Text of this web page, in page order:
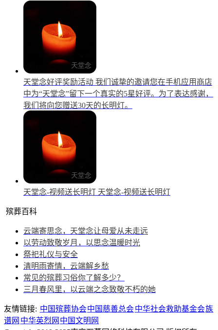
天堂念好评奖励活动 我们诚挚的邀请您在手机应用商店
中为“天堂念”留下一个真实的5星好评。为了表达感谢，
我们将向您赠送30天的长明灯。
天堂念-视频送长明灯 天堂念-视频送长明灯
殡葬百科
云端寄思念，天堂念让母爱从未走远
以劳动致敬岁月，以思念温暖时光
祭祀礼仪与安全
清明雨寄情，云端解乡愁
常见的殡葬习俗你了解多少？
三月春风里，以云端之念致敬不朽的她
友情链接: 中国殡葬协会中国慈善总会中华社会救助基金会族
谱网 中华英烈网 中国文明网